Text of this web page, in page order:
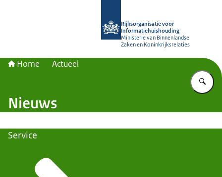
Rijksorganisatie voor
Informatiehuishouding
Ministerie van Binnenlandse
Zaken en Koninkrijksrelaties
Home Actueel
Nieuws
Service